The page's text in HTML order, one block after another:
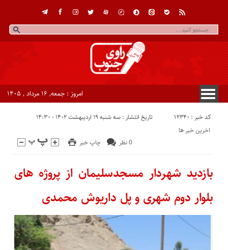
امروز : جمعه, ۱۶ مرداد , ۱۴۰۵
کد خبر : 12340 تاریخ انتشار : سه شنبه ۱۹ اردیبهشت ۱۴۰۲ - ۱۴:۳۰
چاپ خبر 0 نظر
اخرین خبر ها
بازدید شهردار مسجدسلیمان از پروژه های
بلوار دوم شهری و پل داریوش محمدی